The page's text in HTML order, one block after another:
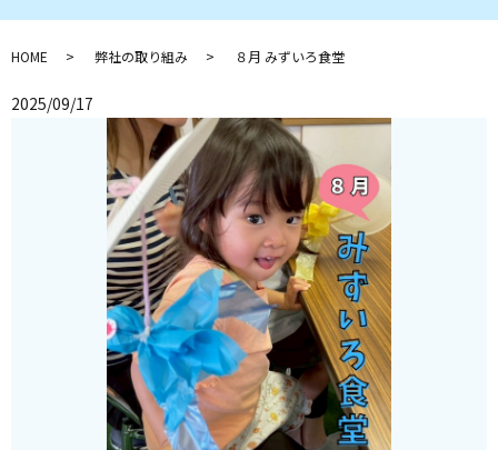
HOME 弊社の取り組み ８月 みずいろ食堂
2025/09/17